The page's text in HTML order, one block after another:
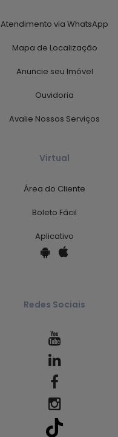
Atendimento via WhatsApp
Mapa de Localização
Anuncie seu Imóvel
Ouvidoria
Avalie Nossos Serviços
Virtual
Área do Cliente
Boleto Fácil
Aplicativo
Redes Sociais